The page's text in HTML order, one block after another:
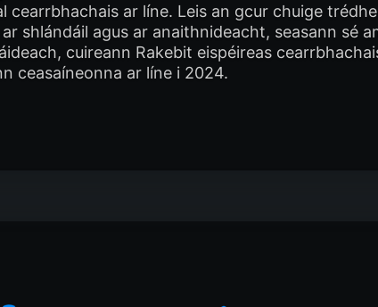
ar líne. Leis an gcur chuige
shlándáil agus ar anaithnideacht, seasann sé
cuireann Rakebit eispéireas
ceasaíneonna ar líne i 2024.